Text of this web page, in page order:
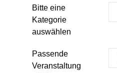
Bitte eine
Kategorie
auswählen
Passende
Veranstaltung